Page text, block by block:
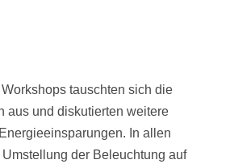
tauschten sich die
aus und diskutierten weitere
In allen
der Beleuchtung auf